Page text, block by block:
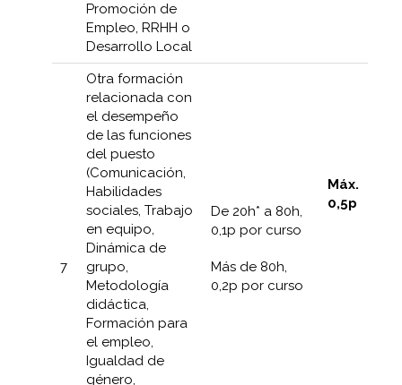
Promoción de
Empleo, RRHH o
Desarrollo Local
7
Otra formación
relacionada con
el desempeño
de las funciones
del puesto
(Comunicación,
Habilidades
sociales, Trabajo
en equipo,
Dinámica de
grupo,
Metodología
didáctica,
Formación para
el empleo,
Igualdad de
género,
De 20h* a 80h,
0,1p por curso
Más de 80h,
0,2p por curso
Máx.
0,5p